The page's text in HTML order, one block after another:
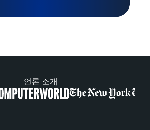
언론 소개